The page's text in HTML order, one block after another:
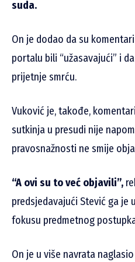
suda.
On je dodao da su
portalu bili “užasavajući” i
prijetnje smrću.
Vuković je, takođe,
sutkinja u presudi nije
pravosnažnosti ne smije
“A ovi su to već objavili”,
predsjedavajući Stević ga je
fokusu predmetnog
On je u više navrata